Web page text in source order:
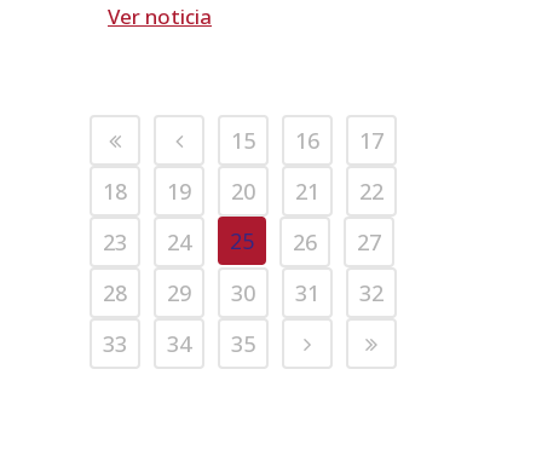
Ver noticia
15 16
17
18
19 20 21
22
23
24 25 26
27
28
29 30 31
32
33
34 35